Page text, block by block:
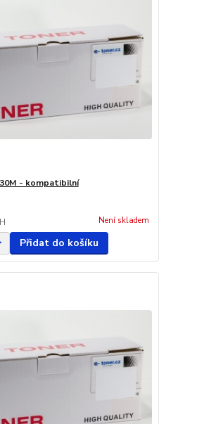
- kompatibilní
Není skladem
Přidat do košíku